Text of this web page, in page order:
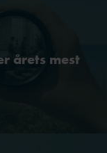
årets mest